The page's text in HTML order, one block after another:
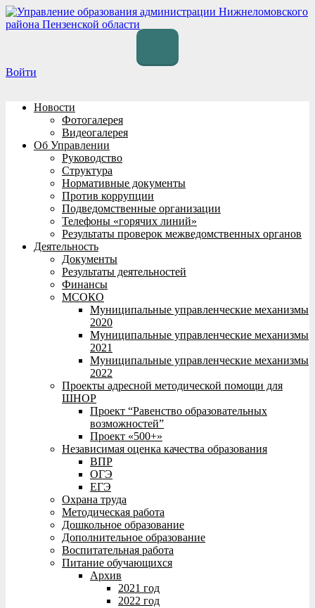
Перейти
к
Войти
Новости
Фотогалерея
Видеогалерея
Об Управлении
Руководство
Структура
Нормативные документы
Против коррупции
Подведомственные организации
Телефоны «горячих линий»
Результаты проверок межведомственных органов
Деятельность
Документы
Результаты деятельностей
Финансы
МСОКО
Муниципальные управленческие механизмы
2020
Муниципальные управленческие механизмы
2021
Муниципальные управленческие механизмы
2022
Проекты адресной методической помощи для
ШНОР
Проект “Равенство образовательных
возможностей”
Проект «500+»
Независимая оценка качества образования
ВПР
ОГЭ
ЕГЭ
Охрана труда
Методическая работа
Дошкольное образование
Дополнительное образование
Воспитательная работа
Питание обучающихся
Архив
2021 год
2022 год